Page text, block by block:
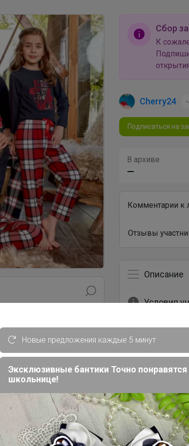
Сбор
К
Cherry24
Подписаться на
В архиве
—
Комментарии к
Отзывы
Описание
Условия
История
Cтраничка
Другие СП
Сайт закупки
Новые предложения каждые 5 минут
Эксклюзивные бантики Точно
школьнице!